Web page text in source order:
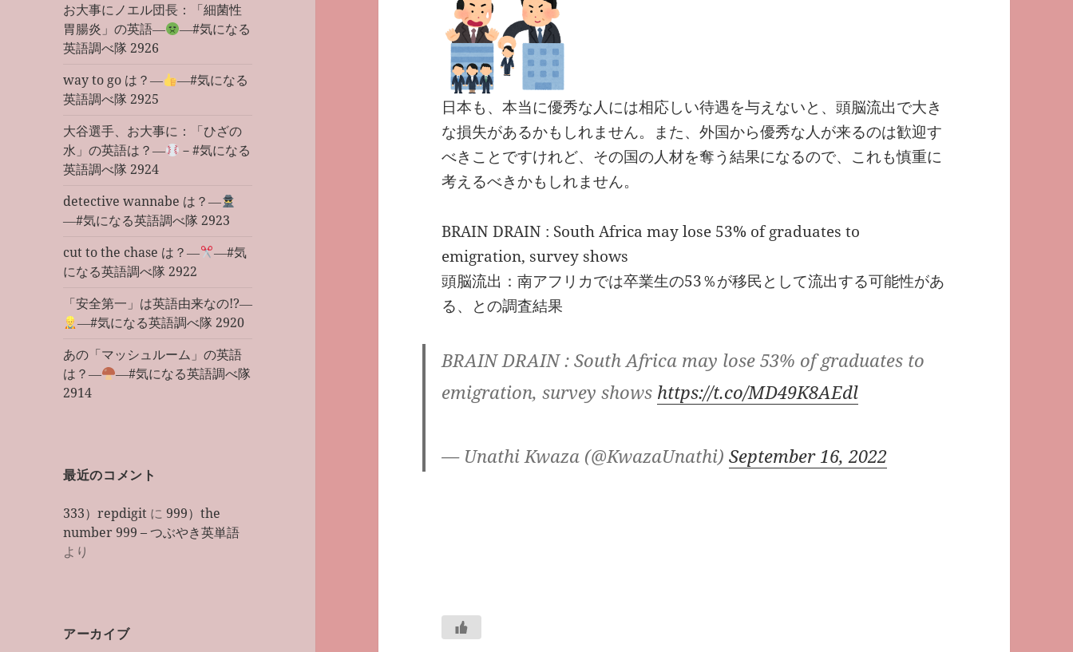
お大事にノエル団長：「細菌性
胃腸炎」の英語―
―#気になる
英語調べ隊 2926
way to go は？―
―#気になる
英語調べ隊 2925
大谷選手、お大事に：「ひざの
水」の英語は？―
－#気になる
英語調べ隊 2924
detective wannabe は？―
―#気になる英語調べ隊 2923
cut to the chase は？―
―#気
になる英語調べ隊 2922
「安全第一」は英語由来なの!?―
―#気になる英語調べ隊 2920
あの「マッシュルーム」の英語
は？―
―#気になる英語調べ隊
2914
最近のコメント
333）repdigit に999）the
number 999 – つぶやき英単語
より
アーカイブ
日本も、本当に優秀な人には相応しい待遇を与えないと、頭脳流出で大き
な損失があるかもしれません。また、外国から優秀な人が来るのは歓迎す
べきことですけれど、その国の人材を奪う結果になるので、これも慎重に
考えるべきかもしれません。
BRAIN DRAIN : South Africa may lose 53% of graduates to
emigration, survey shows
頭脳流出：南アフリカでは卒業生の53％が移民として流出する可能性があ
る、との調査結果
BRAIN DRAIN : South Africa may lose 53% of graduates to
emigration, survey shows https://t.co/MD49K8AEdl
— Unathi Kwaza (@KwazaUnathi)September 16, 2022